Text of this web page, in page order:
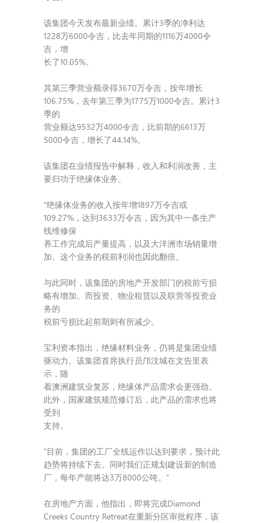
该集团今天发布最新业绩。累计3季的净利达
1228万6000令吉，比去年同期的1116万4000令
吉，增
长了10.05%。
其第三季营业额录得3670万令吉，按年增长
106.75%，去年第三季为1775万1000令吉。累计3
季的
营业额达9532万4000令吉，比前期的6613万
5000令吉，增长了44.14%。
该集团在业绩报告中解释，收入和利润改善，主
要归功于绝缘体业务。
“绝缘体业务的收入按年增1897万令吉或
109.27%，达到3633万令吉，因为其中一条生产
线维修保
养工作完成后产量提高，以及大洋洲市场销量增
加。这个业务的税前利润也因此翻倍。
与此同时，该集团的房地产开发部门的税前亏损
略有增加。而投资、物业租赁以及联营等投资业
务的
税前亏损比起前期则有所减少。
宝利资本指出，绝缘材料业务，仍将是集团业绩
驱动力。该集团首席执行员邝汶城在文告里表
示，随
着澳洲建筑业复苏，绝缘体产品需求会更强劲。
此外，国家建筑规范修订后，此产品的需求也将
受到
支持。
“目前，集团的工厂全线运作以达到要求，预计此
趋势将持续下去。同时我们正规划建设新的制造
厂，每年产能将达3万8000公吨。”
在房地产方面，他指出，即将完成Diamond
Creeks Country Retreat在重新分区审批程序，该